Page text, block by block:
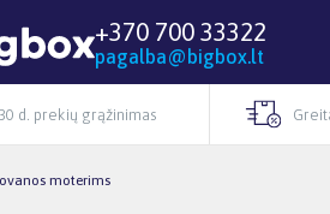
+370 700 33322
pagalba@bigbox.lt
d. prekių grąžinimas
moterims